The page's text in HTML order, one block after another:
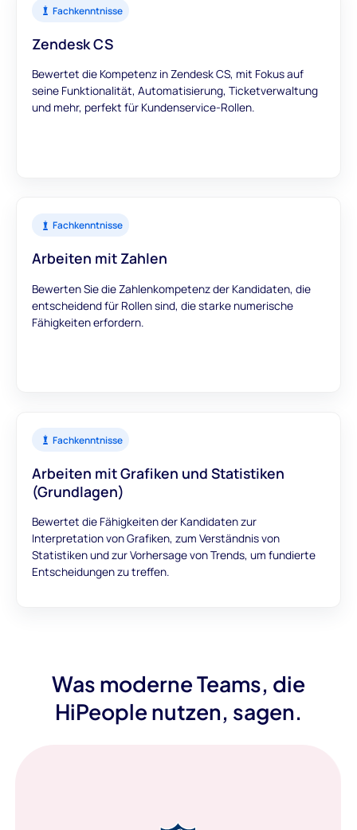
Fachkenntnisse
Zendesk CS
Bewertet die Kompetenz in Zendesk CS, mit Fokus auf
seine Funktionalität, Automatisierung, Ticketverwaltung
und mehr, perfekt für Kundenservice-Rollen.
Fachkenntnisse
Arbeiten mit Zahlen
Bewerten Sie die Zahlenkompetenz der Kandidaten, die
entscheidend für Rollen sind, die starke numerische
Fähigkeiten erfordern.
Fachkenntnisse
Arbeiten mit Grafiken und Statistiken
(Grundlagen)
Bewertet die Fähigkeiten der Kandidaten zur
Interpretation von Grafiken, zum Verständnis von
Statistiken und zur Vorhersage von Trends, um fundierte
Entscheidungen zu treffen.
Was moderne Teams, die
HiPeople nutzen, sagen.